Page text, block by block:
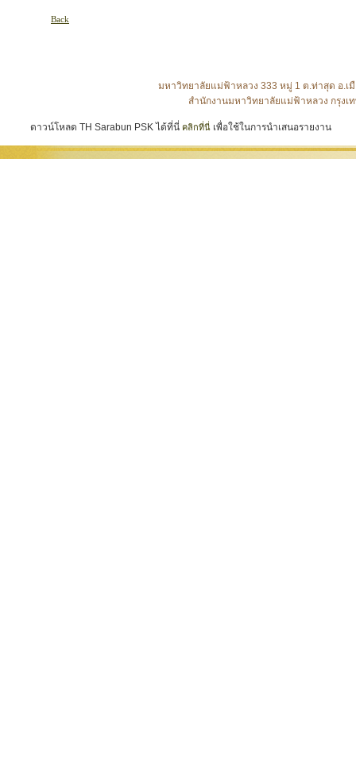
Back
มหาวิทยาลัยแม่ฟ้าหลวง 333 หมู่ 1 ต.ท่าสุด อ.เมื
สำนักงานมหาวิทยาลัยแม่ฟ้าหลวง กรุงเ
ดาวน์โหลด TH Sarabun PSK ได้ที่นี่ คลิกที่นี่ เพื่อใช้ในการนำเสนอรายงาน